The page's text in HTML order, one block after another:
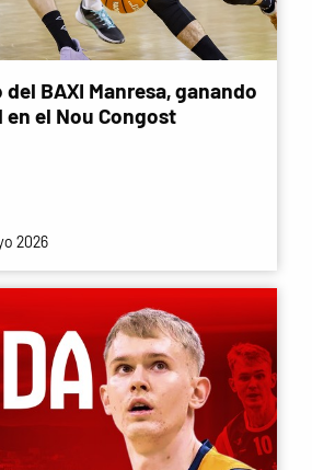
BAXI Manresa, ganando
en el Nou Congost
2026